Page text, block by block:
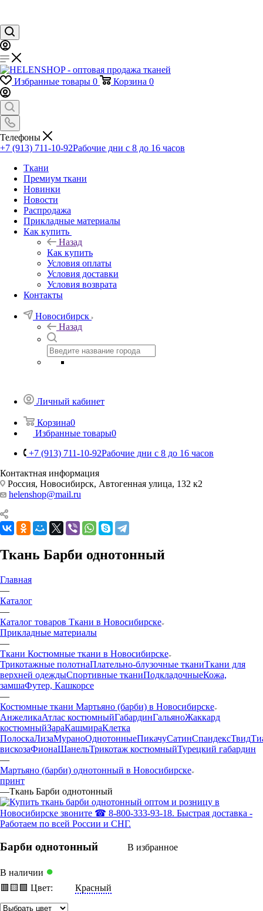
Избранные товары 0 Корзина 0
Телефоны
+7 (913) 711-10-92Рабочие дни с 8 до 16 часов
Ткани
Премиум ткани
Новинки
Новости
Распродажа
Прикладные материалы
Как купить
Назад
Как купить
Условия оплаты
Условия доставки
Условия возврата
Контакты
Новосибирск
Назад
Личный кабинет
Корзина0
Избранные товары0
+7 (913) 711-10-92Рабочие дни с 8 до 16 часов
Контактная информация
Россия, Новосибирск, Автогенная улица, 132 к2
helenshop@mail.ru
Ткань Барби однотонный
Главная
—
Каталог
—
Каталог товаров Ткани в Новосибирске
Прикладные материалы
—
Ткани Костюмные ткани в Новосибирске
Трикотажные полотнаПлательно-блузочные тканиТкани для
верхней одеждыСпортивные тканиПодкладочныеКожа,
замшаФутер, Кашкорсе
—
Костюмные ткани Мартьяно (барби) в Новосибирске
АнжеликаАтлас костюмныйГабардинГальяноЖаккард
костюмныйЗараКашмираКлетка
ПолоскаЛизаМураноОднотонныеПикачуСатинСпандексТвид
вискозаФионаШанельТрикотаж костюмныйТурецкий габардин
—
Мартьяно (барби) однотонный в Новосибирске
принт
—Ткань Барби однотонный
Барби однотонный В избранное
В наличии ●
🟥 🟨 🟩 Цвет: Красный